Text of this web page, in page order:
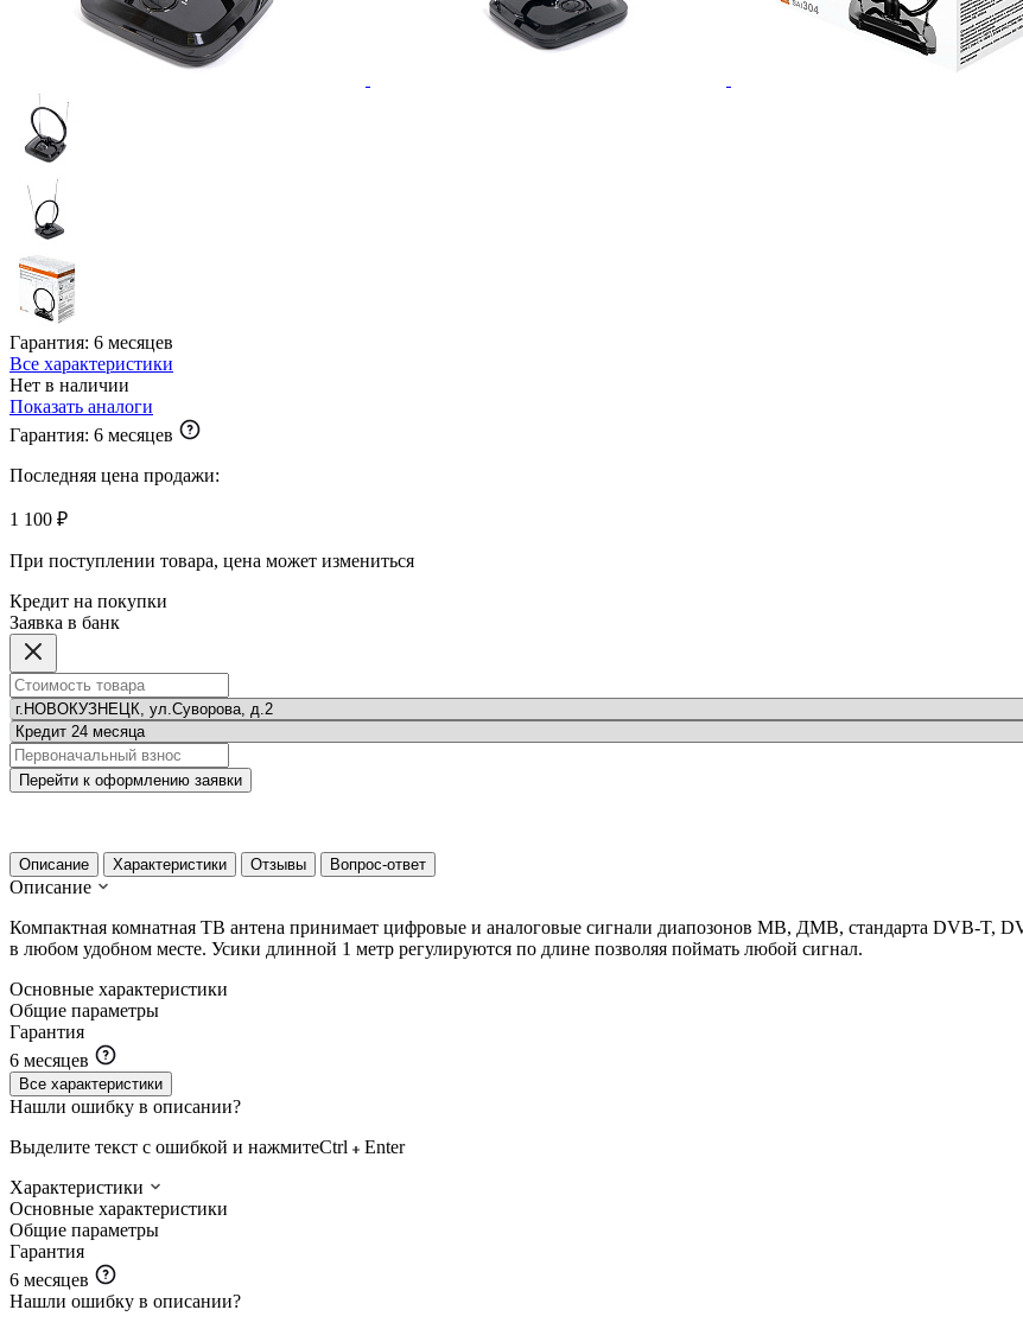
Гарантия: 6 месяцев
Все характеристики
Нет в наличии
Показать аналоги
Гарантия: 6 месяцев
Последняя цена продажи:
1 100 ₽
При поступлении товара, цена может измениться
Кредит на покупки
Заявка в банк
Перейти к оформлению заявки
Описание Характеристики Отзывы Вопрос-ответ
Описание
Компактная комнатная ТВ антена принимает цифровые и аналоговые сигнали диапозонов МВ, ДМВ, стандарта DVB-T,
в любом удобном месте. Усики длинной 1 метр регулируются по длине позволяя поймать любой сигнал.
Основные характеристики
Общие параметры
Гарантия
6 месяцев
Все характеристики
Нашли ошибку в описании?
Выделите текст с ошибкой и нажмитеCtrl
Enter
Характеристики
Основные характеристики
Общие параметры
Гарантия
6 месяцев
Нашли ошибку в описании?